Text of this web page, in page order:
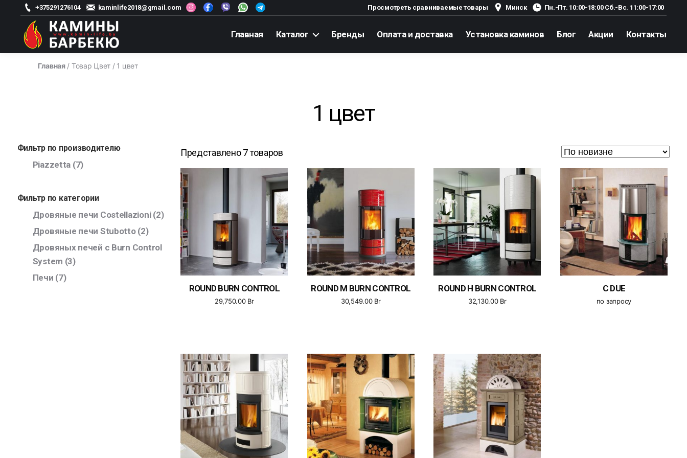
+375291276104 kaminlife2018@gmail.com Просмотреть сравниваемые товары Минск Пн.-Пт. 10:00-18:00 Сб.-Вс. 11:00-17:00
kamin-
Главная Каталог Бренды Оплата и доставка Установка каминов Блог Акции Контакты
Главная/ Товар Цвет / 1 цвет
1 цвет
Фильтр по производителю
Piazzetta (7)
Фильтр по категории
Дровяные печи Costellazioni (2)
Дровяные печи Stubotto (2)
Дровяных печей с Burn Control
System (3)
Печи (7)
Представлено 7 товаров
ROUND BURN CONTROL
29,750.00 Br
ROUND M BURN CONTROL
30,549.00 Br
ROUND H BURN CONTROL
32,130.00 Br
C DUE
по запросу